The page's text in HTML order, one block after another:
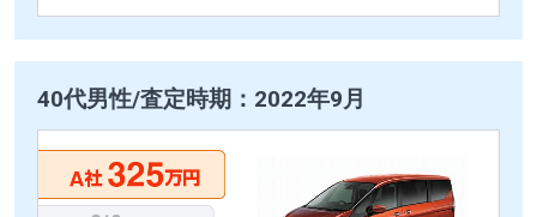
40代男性/査定時期：2022年9月